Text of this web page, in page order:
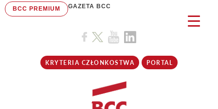
BCC PREMIUM GAZETA BCC
KRYTERIA CZŁONKOSTWA PORTAL